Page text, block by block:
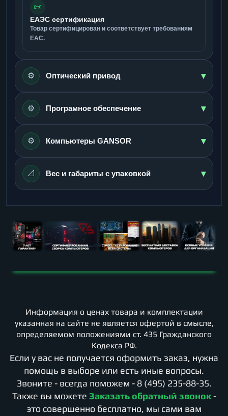
📜
ЕАЭС сертификация
Товар сертифицирован и соответствует требованиям
ЕАС.
⚙️ Оптический привод ▾
⚙️ Програмное обеспечение ▾
⚙️ Компьютеры GANSOR ▾
📐 Вес и габариты с упаковкой ▾
Информация о ценах товара и комплектации
указанная на сайте не является офертой в смысле,
определяемом положениями ст. 435 Гражданского
Кодекса РФ.
Если у вас не получается оформить заказ, нужна
помощь в выборе или есть иные вопросы.
Звоните - всегда поможем - 8 (495) 235-88-35.
Также вы можете Заказать обратный звонок -
это совершенно бесплатно, мы сами вам